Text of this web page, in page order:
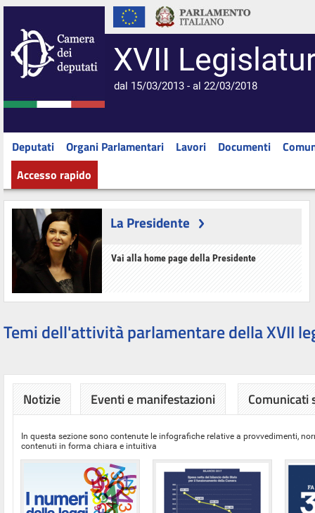
XVII
dal 15/03/2013 - al 22/03/2018
Deputati Organi Parlamentari Lavori Documenti
Accesso rapido
La Presidente
Vai alla home page della Presidente
Temi dell'attività parlamentare della XVII
Notizie Eventi e manifestazioni Comunicati
In questa sezione sono contenute le infografiche relative a provvedimenti,
contenuti in forma chiara e intuitiva